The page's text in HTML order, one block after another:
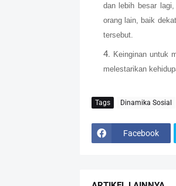
dan lebih besar
orang lain, baik
tersebut.
Keinginan untuk
melestarikan
Tags Dinamika Sosial
Facebook